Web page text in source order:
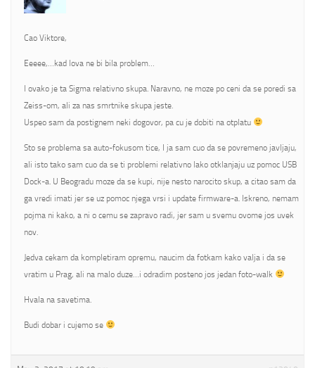
Cao Viktore,
Eeeee,…kad lova ne bi bila problem…
I ovako je ta Sigma relativno skupa. Naravno, ne moze po ceni da se poredi sa
Zeiss-om, ali za nas smrtnike skupa jeste.
Uspeo sam da postignem neki dogovor, pa cu je dobiti na otplatu
Sto se problema sa auto-fokusom tice, I ja sam cuo da se povremeno javljaju,
ali isto tako sam cuo da se ti problemi relativno lako otklanjaju uz pomoc USB
Dock-a. U Beogradu moze da se kupi, nije nesto narocito skup, a citao sam da
ga vredi imati jer se uz pomoc njega vrsi i update firmware-a. Iskreno, nemam
pojma ni kako, a ni o cemu se zapravo radi, jer sam u svemu ovome jos uvek
nov.
Jedva cekam da kompletiram opremu, naucim da fotkam kako valja i da se
vratim u Prag, ali na malo duze…i odradim posteno jos jedan foto-walk
Hvala na savetima.
Budi dobar i cujemo se